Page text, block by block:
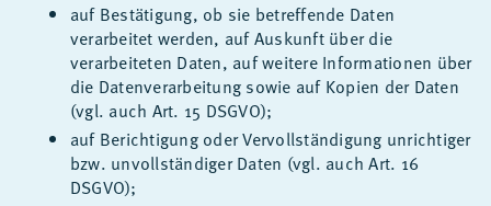
auf Bestätigung, ob sie betreffende Daten
verarbeitet werden, auf Auskunft über die
verarbeiteten Daten, auf weitere Informationen über
die Datenverarbeitung sowie auf Kopien der Daten
(vgl. auch Art. 15 DSGVO);
auf Berichtigung oder Vervollständigung unrichtiger
bzw. unvollständiger Daten (vgl. auch Art. 16
DSGVO);